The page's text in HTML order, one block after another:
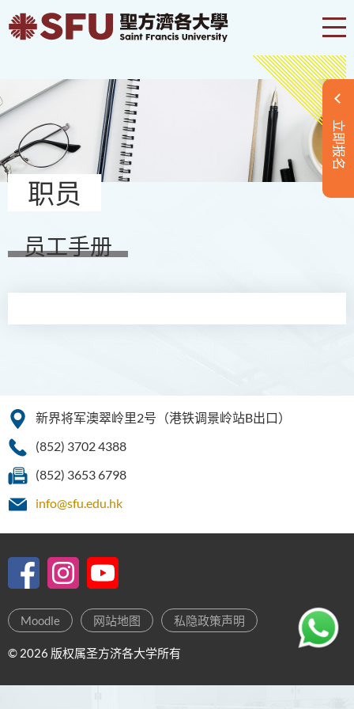
立即报名
职员
员工手册
新界将军澳翠岭里2号（港铁调景岭站B出口）
(852) 3702 4388
(852) 3653 6798
info@sfu.edu.hk
Moodle 网站地图 私隐政策声明
© 2026 版权属圣方济各大学所有